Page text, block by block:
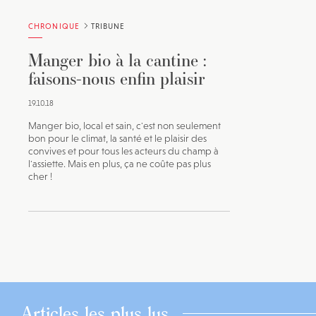
CHRONIQUE TRIBUNE
Manger bio à la cantine :
faisons-nous enfin plaisir
19.10.18
Manger bio, local et sain, c'est non seulement
bon pour le climat, la santé et le plaisir des
convives et pour tous les acteurs du champ à
l'assiette. Mais en plus, ça ne coûte pas plus
cher !